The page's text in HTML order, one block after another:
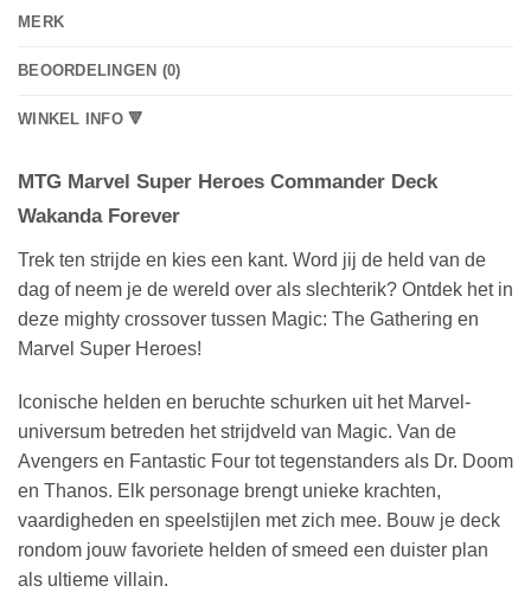
MERK
BEOORDELINGEN (0)
WINKEL INFO 🔻
MTG Marvel Super Heroes Commander Deck
Wakanda Forever
Trek ten strijde en kies een kant. Word jij de held van de
dag of neem je de wereld over als slechterik? Ontdek het in
deze mighty crossover tussen Magic: The Gathering en
Marvel Super Heroes!
Iconische helden en beruchte schurken uit het Marvel-
universum betreden het strijdveld van Magic. Van de
Avengers en Fantastic Four tot tegenstanders als Dr. Doom
en Thanos. Elk personage brengt unieke krachten,
vaardigheden en speelstijlen met zich mee. Bouw je deck
rondom jouw favoriete helden of smeed een duister plan
als ultieme villain.